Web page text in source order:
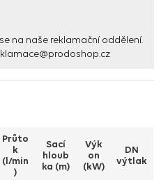
na naše reklamační oddělení.
Průto
k
(l/min
)
Sací
hloub
ka (m)
Výk
on
(kW)
DN
výtlak